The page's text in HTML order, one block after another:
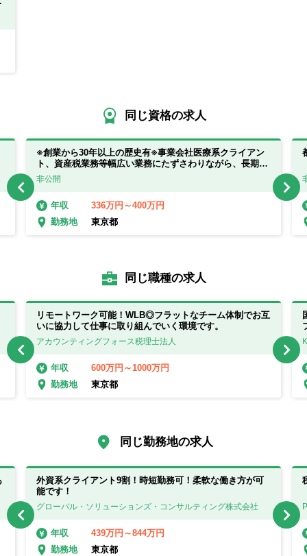
同じ資格の求人
※創業から30年以上の歴史有※事業会社医療系クライアン
ト、資産税業務等幅広い業務にたずさわりながら、長期就
業が可能です。
非公開
年収
336万円～400万円
勤務地
東京都
同じ職種の求人
リモートワーク可能！WLB◎フラットなチーム体制でお互
いに協力して仕事に取り組んでいく環境です。
アカウンティングフォース税理士法人
年収
600万円～1000万円
勤務地
東京都
同じ勤務地の求人
外資系クライアント9割！時短勤務可！柔軟な働き方が可
能です！
グローバル・ソリューションズ・コンサルティング株式会社
年収
439万円～844万円
勤務地
東京都